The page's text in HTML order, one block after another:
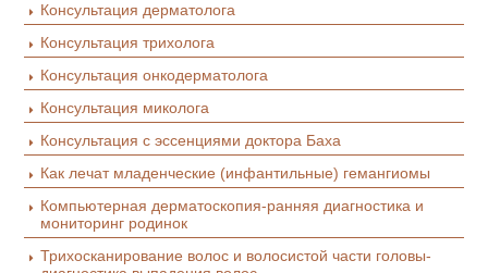
Консультация дерматолога
Консультация трихолога
Консультация онкодерматолога
Консультация миколога
Консультация с эссенциями доктора Баха
Как лечат младенческие (инфантильные) гемангиомы
Компьютерная дерматоскопия-ранняя диагностика и
мониторинг родинок
Трихосканирование волос и волосистой части головы-